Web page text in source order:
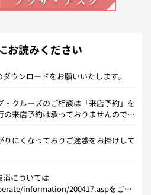
お読みください
ウンロードをお願いいたします。
クルーズのご相談は「来店予約」を
の来店予約は承っておりませんので、
にくなっておりご迷惑をお掛けして
、併せてご確認をお願いいたしま
については
information/200417.aspをご確